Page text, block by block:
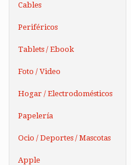
Cables
Periféricos
Tablets / Ebook
Foto / Video
Hogar / Electrodomésticos
Papelería
Ocio / Deportes / Mascotas
Apple